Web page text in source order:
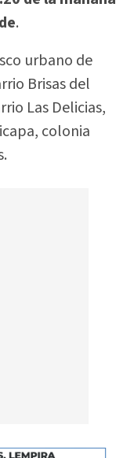
.
urbano de
Brisas del
Las Delicias,
colonia